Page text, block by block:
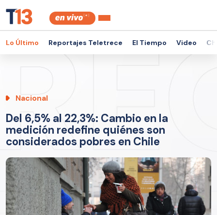
Lo Último Reportajes Teletrece El Tiempo Video
Nacional
Del 6,5% al 22,3%: Cambio en la
medición redefine quiénes son
considerados pobres en Chile